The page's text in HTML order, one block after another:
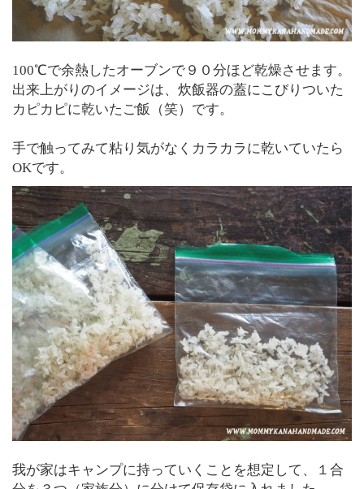
100℃で余熱したオーブンで９０分ほど乾燥させます。
出来上がりのイメージは、炊飯器の蓋にこびりついた
カピカピに乾いたご飯（笑）です。
手で触ってみて粘り気がなくカラカラに乾いていたら
OKです。
我が家はキャンプに持っていくことを想定して、１合